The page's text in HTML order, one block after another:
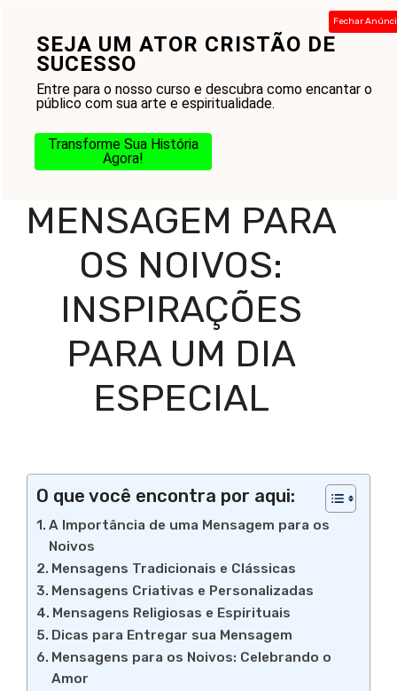
SEJA UM ATOR CRISTÃO DE
SUCESSO
Entre para o nosso curso e descubra como encantar o
público com sua arte e espiritualidade.
Transforme Sua História
Agora!
Fechar
conteúdo
Home-Blog-Reflexões Diárias-Mensagens
Mensagem para os Noivos: Inspirações para um Dia
Especial
MENSAGEM PARA
OS NOIVOS:
INSPIRAÇÕES
PARA UM DIA
ESPECIAL
O que você encontra por aqui:
A Importância de uma Mensagem para os
Noivos
Mensagens Tradicionais e Clássicas
Mensagens Criativas e Personalizadas
Mensagens Religiosas e Espirituais
Dicas para Entregar sua Mensagem
Mensagens para os Noivos: Celebrando o
Amor